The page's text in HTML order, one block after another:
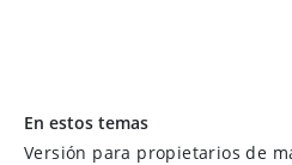
En estos temas
Versión para propietarios de